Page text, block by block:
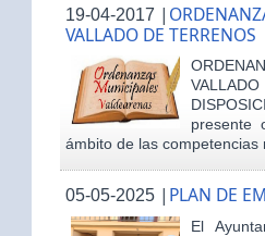
19-04-2017 |
VALLADO DE TERRENOS
presente
ámbito de las
05-05-2025 | PLAN DE
El